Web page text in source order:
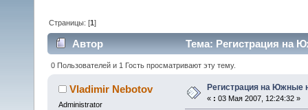
Страницы: [1]
Автор Тема: Регистрация на
0 Пользователей и 1 Гость просматривают эту тему.
Vladimir Nebotov
Administrator
Регистрация на Южные
« : 03 Мая 2007, 12:24:32 »